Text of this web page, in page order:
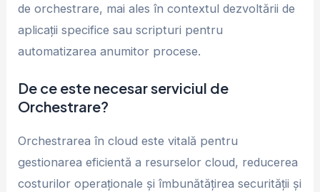
de orchestrare, mai ales în contextul dezvoltării de
aplicații specifice sau scripturi pentru
automatizarea anumitor procese.
De ce este necesar serviciul de
Orchestrare?
Orchestrarea în cloud este vitală pentru
gestionarea eficientă a resurselor cloud, reducerea
costurilor operaționale și îmbunătățirea securității și